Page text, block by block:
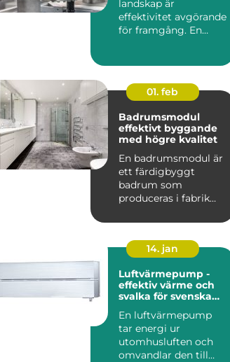
landskap är
effektivitet avgörande
för framgång. En
01. feb
Badrumsmodul
effektivt byggande
med högre kvalitet
En badrumsmodul är
ett färdigbyggt
badrum som
produceras i fabrik
komplett till byggar...
14. jan
Luftvärmepump -
effektiv värme och
svalka för svenska
En luftvärmepump
tar energi ur
utomhusluften och
omvandlar den till